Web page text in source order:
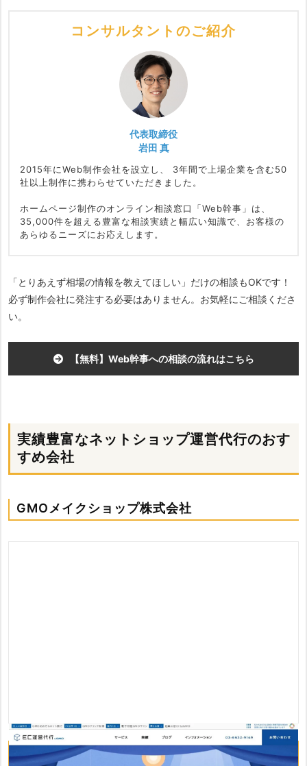
コンサルタントのご紹介
代表取締役
岩田 真
2015年にWeb制作会社を設立し、
3年間で上場企業を含む50
社以上制作に携わらせていただきました。
ホームページ制作のオンライン相談窓口「Web幹事」は、
35,000件を超える豊富な相談実績と幅広い知識で、お客様の
あらゆるニーズにお応えします。
「とりあえず相場の情報を教えてほしい」だけの相談もOKです！
必ず制作会社に発注する必要はありません。お気軽にご相談くださ
い。
【無料】Web幹事への相談の流れはこちら
実績豊富なネットショップ運営代行のおす
すめ会社
GMOメイクショップ株式会社